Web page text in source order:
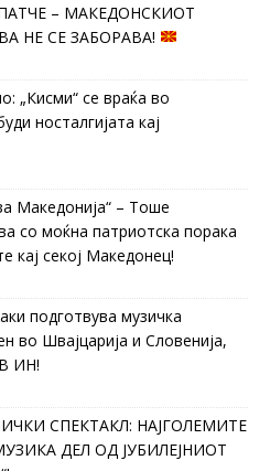
– МАКЕДОНСКИОТ
НЕ СЕ ЗАБОРАВА!
„Кисми“ се враќа во
носталгијата кај
Македонија“ – Тоше
со моќна патриотска порака
кај секој Македонец!
подготвува музичка
во Швајцарија и Словенија,
ИН!
СПЕКТАКЛ: НАЈГОЛЕМИТЕ
ДЕЛ ОД ЈУБИЛЕЈНИОТ